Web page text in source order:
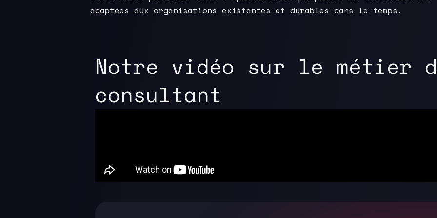
adaptées aux organisations existantes et durables dans le temps.
Notre vidéo sur le métier
consultant